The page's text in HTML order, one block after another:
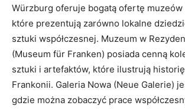
Würzburg oferuje bogatą ofertę
które prezentują zarówno lokalne
sztuki współczesnej. Muzeum w
(Museum für Franken) posiada cenną
sztuki i artefaktów, które ilustrują
Frankonii. Galeria Nowa (Neue Galerie)
gdzie można zobaczyć prace